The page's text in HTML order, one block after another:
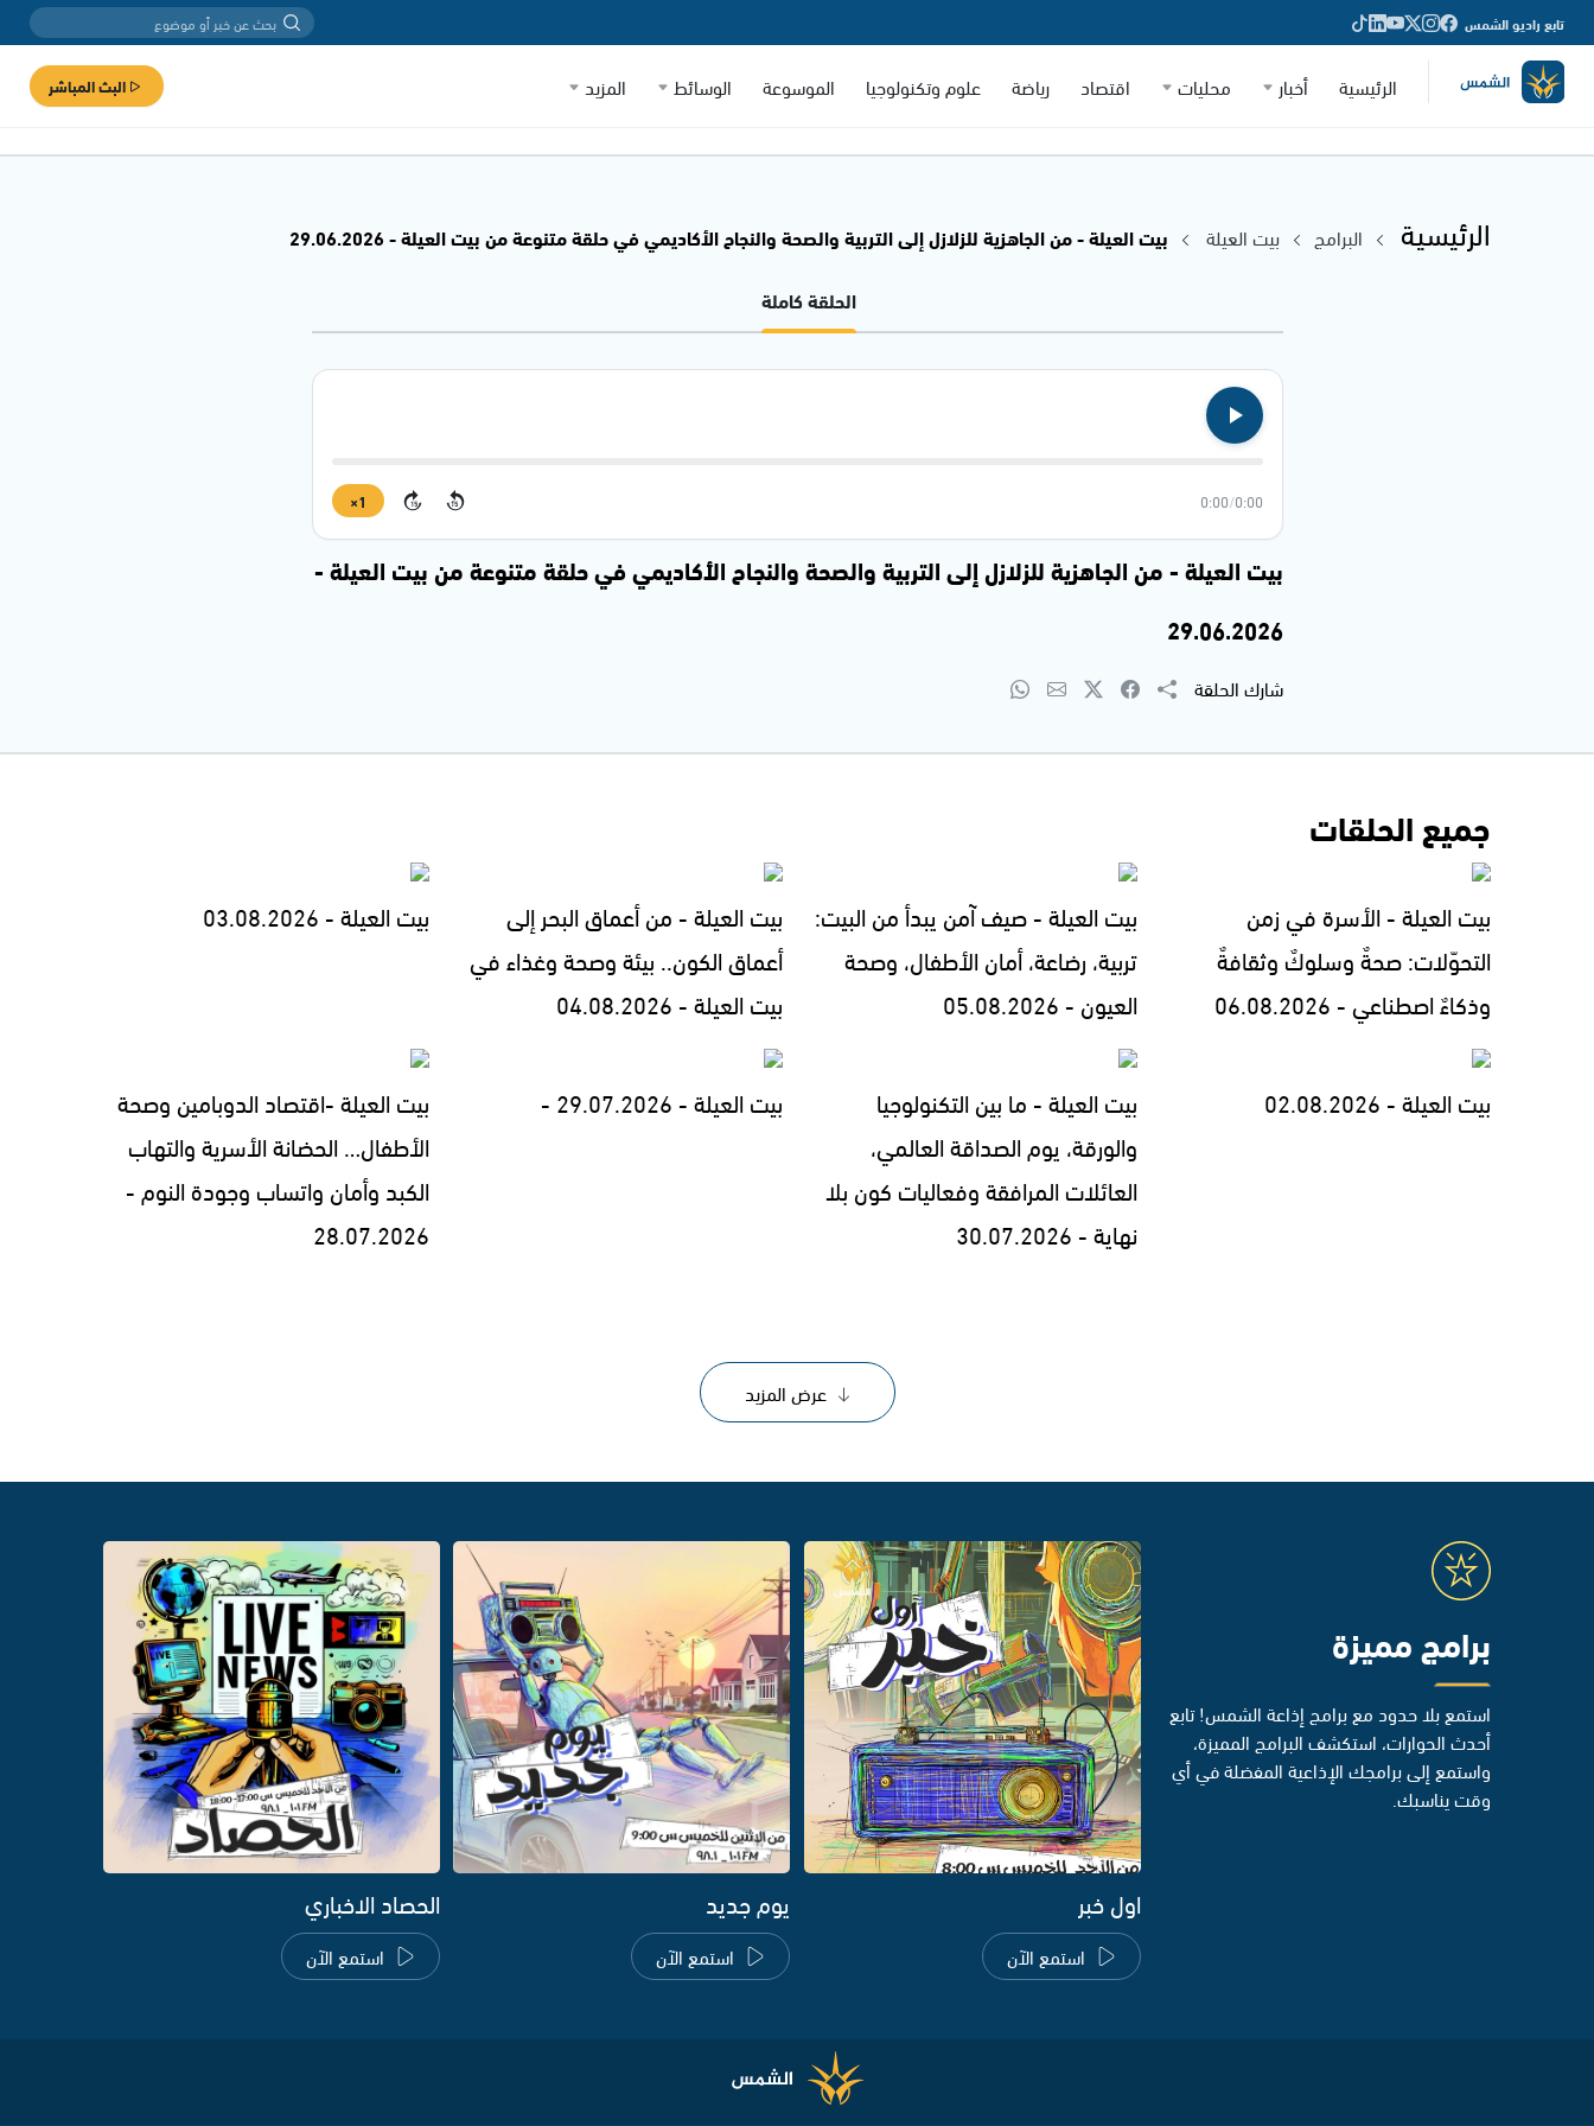
تابع راديو الشمس
الرئيسية أخبار محليات اقتصاد رياضة علوم وتكنولوجيا الموسوعة الوسائط المزيد البث المباشر
الرئيسية البرامج بيت العيلة
بيت العيلة - من الجاهزية للزلازل إلى التربية والصحة والنجاح الأكاديمي في حلقة متنوعة من بيت العيلة - 29.06.2026
الحلقة كاملة
0:00
/
0:00
15
15
1×
بيت العيلة - من الجاهزية للزلازل إلى التربية والصحة والنجاح الأكاديمي في حلقة متنوعة من بيت العيلة -
29.06.2026
شارك الحلقة
جميع الحلقات
بيت العيلة - الأسرة في زمن
التحوّلات: صحةٌ وسلوكٌ وثقافةٌ
وذكاءٌ اصطناعي - 06.08.2026
بيت العيلة - صيف آمن يبدأ من البيت:
تربية، رضاعة، أمان الأطفال، وصحة
العيون - 05.08.2026
بيت العيلة - من أعماق البحر إلى
أعماق الكون.. بيئة وصحة وغذاء في
بيت العيلة - 04.08.2026
بيت العيلة - 03.08.2026
بيت العيلة - 02.08.2026
بيت العيلة - ما بين التكنولوجيا
والورقة، يوم الصداقة العالمي،
العائلات المرافقة وفعاليات كون بلا
نهاية - 30.07.2026
بيت العيلة - 29.07.2026 -
بيت العيلة -اقتصاد الدوبامين وصحة
الأطفال… الحضانة الأسرية والتهاب
الكبد وأمان واتساب وجودة النوم -
28.07.2026
عرض المزيد
برامج مميزة
استمع بلا حدود مع برامج إذاعة الشمس! تابع
أحدث الحوارات، استكشف البرامج المميزة،
واستمع إلى برامجك الإذاعية المفضلة في أي
وقت يناسبك.
اول خبر
استمع الآن
يوم جديد
استمع الآن
الحصاد الاخباري
استمع الآن